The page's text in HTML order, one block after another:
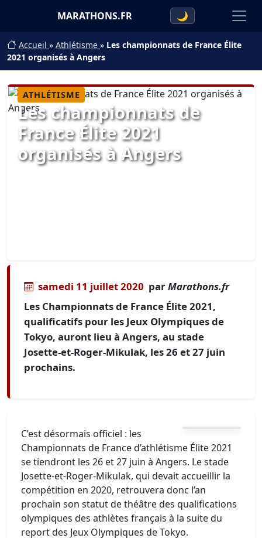
MARATHONS.FR 🌙
Accueil » Athlétisme » Les championnats de France Élite
2021 organisés à Angers
ATHLÉTISME
Les championnats de
France Élite 2021
organisés à Angers
samedi 11 juillet 2020 parMarathons.fr
Les Championnats de France Élite 2021,
qualificatifs pour les Jeux Olympiques de
Tokyo, auront lieu à Angers, au stade
Josette-et-Roger-Mikulak, les 26 et 27 juin
prochains.
C’est désormais officiel : les
Championnats de France d’athlétisme Élite 2021
se tiendront les 26 et 27 juin à Angers. Le stade
Josette-et-Roger-Mikulak, qui devait accueillir la
compétition en 2020, retrouvera donc l’an
prochain son statut de théâtre des qualifications
olympiques des athlètes français à la suite du
report des Jeux Olympiques de Tokyo.